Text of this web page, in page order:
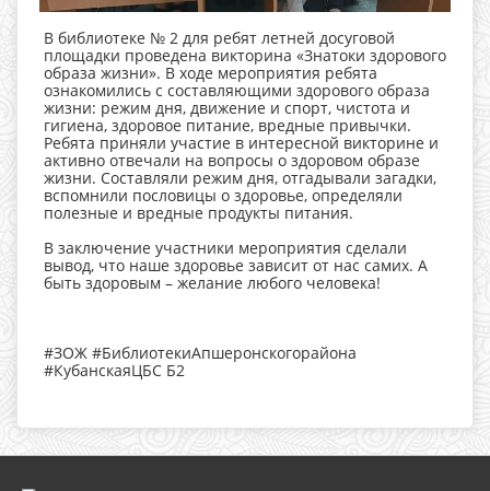
В библиотеке № 2 для ребят летней досуговой
площадки проведена викторина «Знатоки здорового
образа жизни». В ходе мероприятия ребята
ознакомились с составляющими здорового образа
жизни: режим дня, движение и спорт, чистота и
гигиена, здоровое питание, вредные привычки.
Ребята приняли участие в интересной викторине и
активно отвечали на вопросы о здоровом образе
жизни. Составляли режим дня, отгадывали загадки,
вспомнили пословицы о здоровье, определяли
полезные и вредные продукты питания.
В заключение участники мероприятия сделали
вывод, что наше здоровье зависит от нас самих. А
быть здоровым – желание любого человека!
#ЗОЖ #БиблиотекиАпшеронскогорайона
#КубанскаяЦБС Б2